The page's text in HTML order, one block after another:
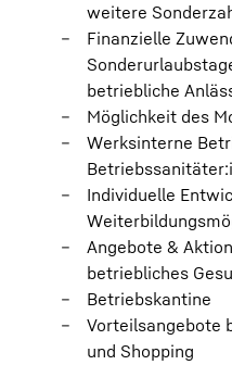
weitere
Finanzielle
betriebliche
Möglichkeit des
Werksinterne
Individuelle
Angebote &
betriebliches
Betriebskantine
Vorteilsangebote
und Shopping